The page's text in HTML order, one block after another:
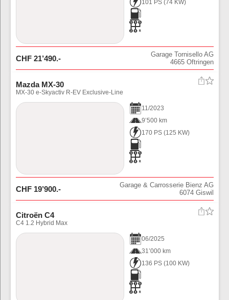
101 PS (74 KW)
CHF 21’490.-
Garage Tornisello AG
4665 Oftringen
Mazda MX-30
MX-30 e-Skyactiv R-EV Exclusive-Line
11/2023
9’500 km
170 PS (125 KW)
CHF 19’900.-
Garage & Carrosserie Bienz AG
6074 Giswil
Citroën C4
C4 1.2 Hybrid Max
06/2025
31’000 km
136 PS (100 KW)